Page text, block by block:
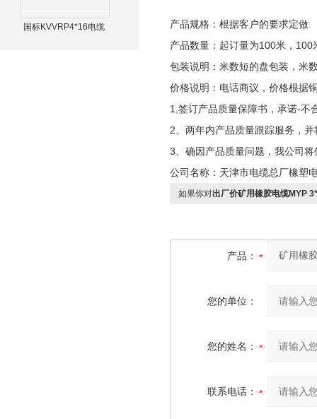
国标KVVRP4*16电缆
产品规格：根据客户的要求定做
产品数量：起订量为100米，100
包装说明：米数短的盘包装，米
价格说明：电话商议，价格根据
1,签订产品质量保障书，承诺-不
2、两年内产品质量跟踪服务，
3、确因产品质量问题，我公司
公司名称：天津市电缆总厂橡塑
如果你对出厂价矿用橡胶电缆MYP
产品：
您的单位：
您的姓名：
联系电话：